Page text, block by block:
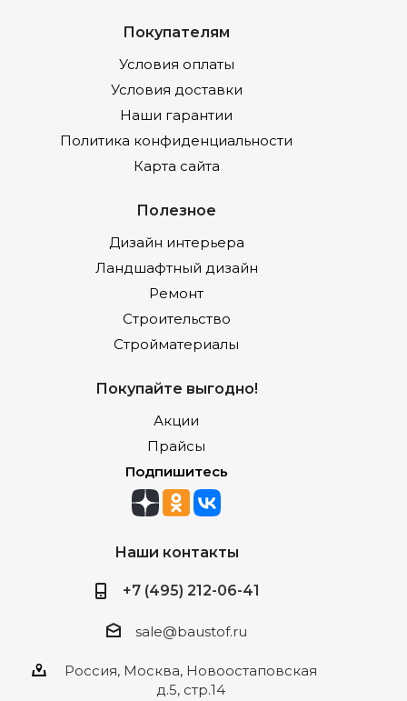
Покупателям
Условия оплаты
Условия доставки
Наши гарантии
Политика конфиденциальности
Карта сайта
Полезное
Дизайн интерьера
Ландшафтный дизайн
Ремонт
Строительство
Стройматериалы
Покупайте выгодно!
Акции
Прайсы
Подпишитесь
Наши контакты
+7 (495) 212-06-41
sale@baustof.ru
Россия, Москва, Новоостаповская
д.5, стр.14